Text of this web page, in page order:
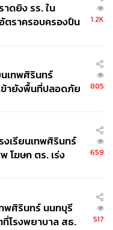
ดยิง รร. ใน
ตราครอบครองปืน
1.2K
นเทพศิรินทร์
ายังพื้นที่ปลอดภัย
805
งเรียนเทพศิรินทร์
โฆษก ตร. เร่ง
659
พศิรินทร์ นนทบุรี
ที่โรงพยาบาล สธ.
517